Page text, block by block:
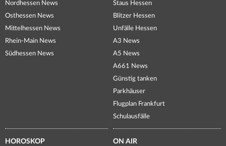
Nordhessen News
Osthessen News
Mittelhessen News
Rhein-Main News
Südhessen News
Staus Hessen
Blitzer Hessen
Unfälle Hessen
A3 News
A5 News
A661 News
Günstig tanken
Parkhäuser
Flugplan Frankfurt
Schulausfälle
HOROSKOP ON AIR